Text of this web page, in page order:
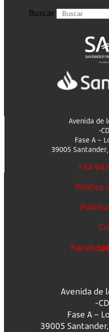
Buscar
Avenida de
-
Fase A –
39005
+34
Política
Avenida de
-
Fase A –
39005 Santander,